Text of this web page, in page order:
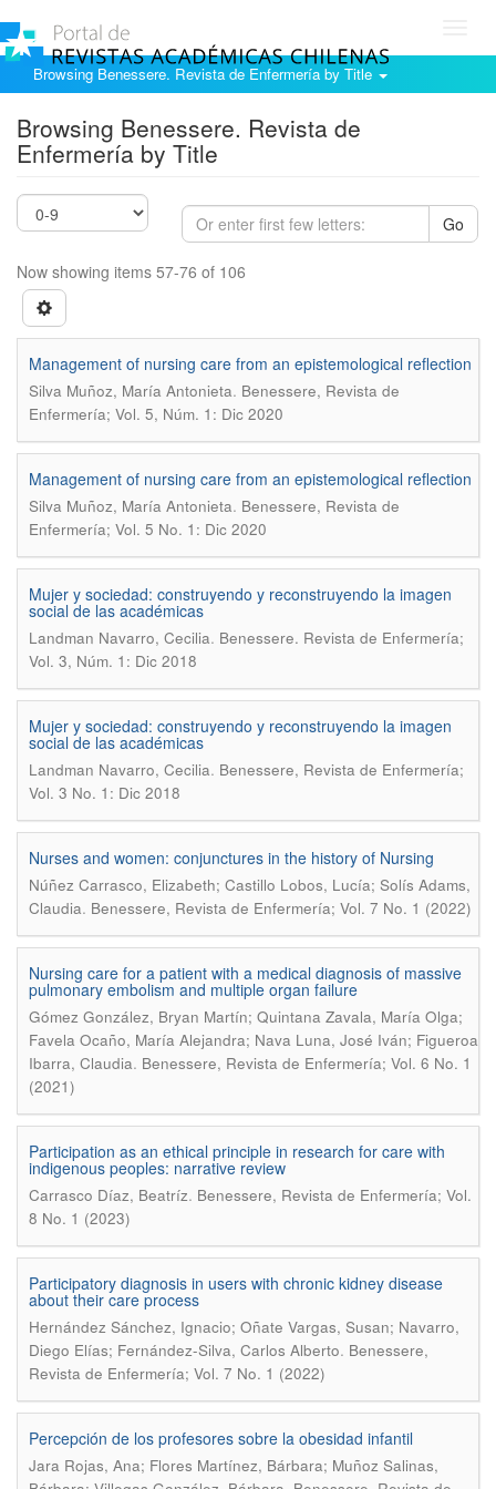
Browsing Benessere. Revista de Enfermería by Title
Browsing Benessere. Revista de
Enfermería by Title
Go
Now showing items 57-76 of 106
Management of nursing care from an epistemological reflection
Silva Muñoz, María Antonieta. Benessere, Revista de
Enfermería; Vol. 5, Núm. 1: Dic 2020
Management of nursing care from an epistemological reflection
Silva Muñoz, María Antonieta. Benessere, Revista de
Enfermería; Vol. 5 No. 1: Dic 2020
Mujer y sociedad: construyendo y reconstruyendo la imagen
social de las académicas
Landman Navarro, Cecilia. Benessere. Revista de Enfermería;
Vol. 3, Núm. 1: Dic 2018
Mujer y sociedad: construyendo y reconstruyendo la imagen
social de las académicas
Landman Navarro, Cecilia. Benessere, Revista de Enfermería;
Vol. 3 No. 1: Dic 2018
Nurses and women: conjunctures in the history of Nursing
Núñez Carrasco, Elizabeth; Castillo Lobos, Lucía; Solís Adams,
Claudia. Benessere, Revista de Enfermería; Vol. 7 No. 1 (2022)
Nursing care for a patient with a medical diagnosis of massive
pulmonary embolism and multiple organ failure
Gómez González, Bryan Martín; Quintana Zavala, María Olga;
Favela Ocaño, María Alejandra; Nava Luna, José Iván; Figueroa
Ibarra, Claudia. Benessere, Revista de Enfermería; Vol. 6 No. 1
(2021)
Participation as an ethical principle in research for care with
indigenous peoples: narrative review
Carrasco Díaz, Beatríz. Benessere, Revista de Enfermería; Vol.
8 No. 1 (2023)
Participatory diagnosis in users with chronic kidney disease
about their care process
Hernández Sánchez, Ignacio; Oñate Vargas, Susan; Navarro,
Diego Elías; Fernández-Silva, Carlos Alberto. Benessere,
Revista de Enfermería; Vol. 7 No. 1 (2022)
Percepción de los profesores sobre la obesidad infantil
Jara Rojas, Ana; Flores Martínez, Bárbara; Muñoz Salinas,